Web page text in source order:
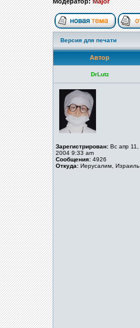
Версия для печати
Автор
DrLutz
Зарегистрирован: Вс апр 11,
2004 9:33 am
Сообщения: 4926
Откуда: Иерусалим, Израиль